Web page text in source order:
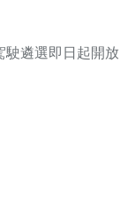
駛遴選即日起開放